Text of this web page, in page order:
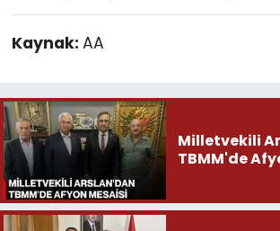
Kaynak: AA
Milletvekili
TBMM'de